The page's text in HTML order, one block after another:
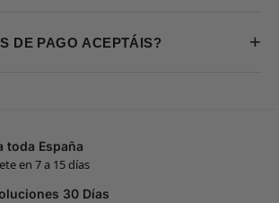
DE PAGO ACEPTÁIS? +
toda España
en 7 a 15 días
30 Días